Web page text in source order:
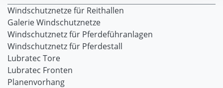
Windschutznetze für Reithallen
Galerie Windschutznetze
Windschutznetz für Pferdeführanlagen
Windschutznetz für Pferdestall
Lubratec Tore
Lubratec Fronten
Planenvorhang